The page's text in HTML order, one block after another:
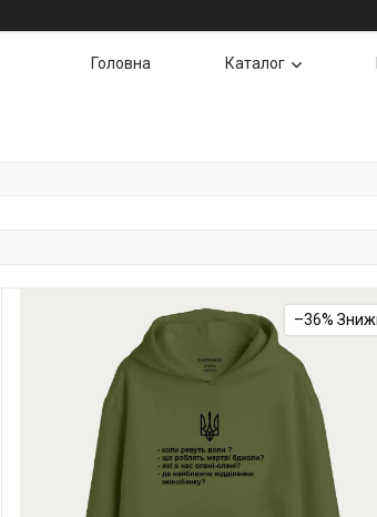
Головна Каталог
–36%